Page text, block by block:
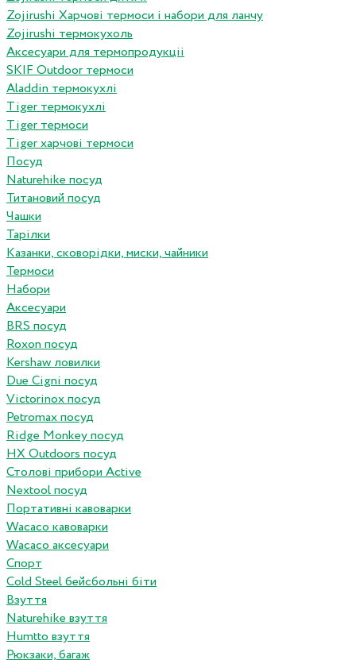
Zojirushi Харчові термоси і набори для ланчу
Zojirushi термокухоль
Аксесуари для термопродукціі
SKIF Outdoor термоси
Aladdin термокухлі
Tiger термокухлі
Tiger термоси
Tiger харчові термоси
Посуд
Naturehike посуд
Титановий посуд
Чашки
Тарілки
Казанки, сковорідки, миски, чайники
Термоси
Набори
Аксесуари
BRS посуд
Roxon посуд
Kershaw ловилки
Due Cigni посуд
Victorinox посуд
Petromax посуд
Ridge Monkey посуд
HX Outdoors посуд
Столові прибори Active
Nextool посуд
Портативні кавоварки
Wacaco кавоварки
Wacaco аксесуари
Спорт
Cold Steel бейсбольні біти
Взуття
Naturehike взуття
Humtto взуття
Рюкзаки, багаж